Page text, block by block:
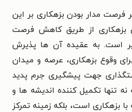
فرصت مدار بودن بزهکاری بر این
بزهکاری از طریق کاهش فرصت
است. به عقیده آن ها پذیرش
وقوع بزهکاری، عرصه و میدان
جهت پیشگیری جرم پدید
تنها تکمیل کننده اندیشه ها و
با بزهکاری است، بلکه زمینه تمرکز